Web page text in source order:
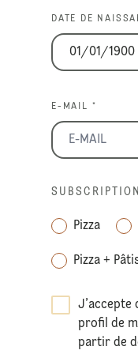
DATE DE
E-MAIL *
SUBSCRIPTION
Pizza
Pizza +
J’accepte
profil de
partir de